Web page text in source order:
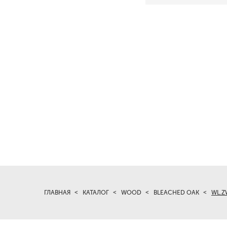
ГЛАВНАЯ КАТАЛОГ WOOD BLEACHED OAK